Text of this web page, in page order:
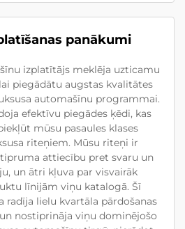
panākumi
izplatītājs meklēja uzticamu
piegādātu augstas kvalitātes
automašīnu programmai.
efektīvu piegādes ķēdi, kas
mūsu pasaules klases
riteņiem. Mūsu riteņi ir
attiecību pret svaru un
un ātri kļuva par visvairāk
līnijām viņu katalogā. Šī
radīja lielu kvartāla pārdošanas
nostiprināja viņu dominējošo